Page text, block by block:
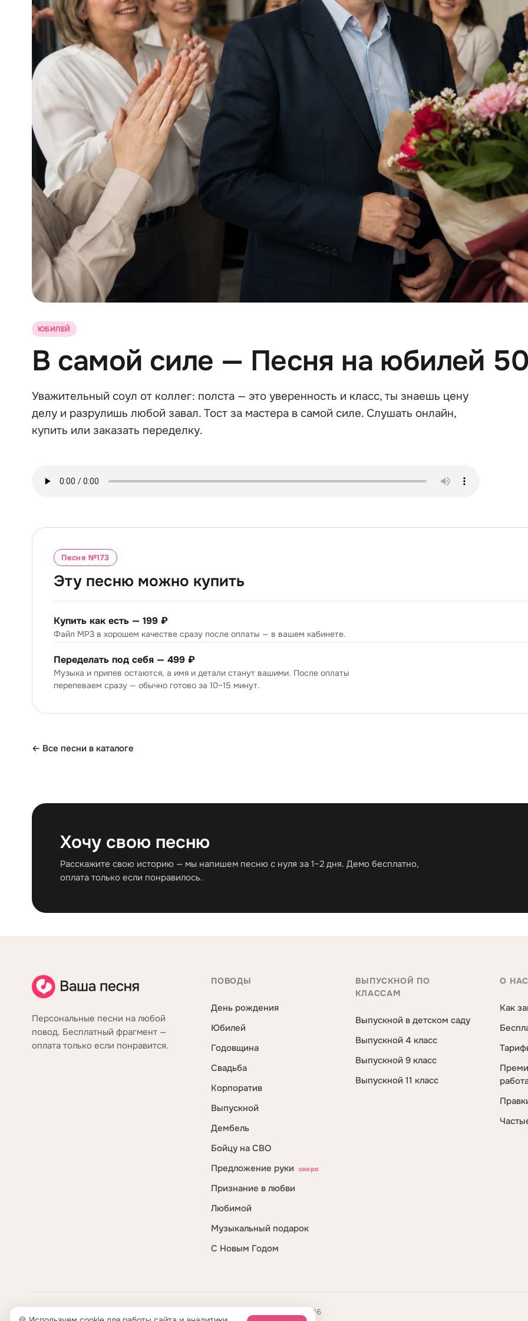
ЮБИЛЕЙ
В самой силе — Песня на юбилей
Уважительный соул от коллег: полста — это уверенность и класс, ты знаешь цену
делу и разрулишь любой завал. Тост за мастера в самой силе. Слушать онлайн,
купить или заказать переделку.
Песня №173
Эту песню можно купить
Купить как есть — 199 ₽
Файл MP3 в хорошем качестве сразу после оплаты — в вашем кабинете.
Переделать под себя — 499 ₽
Музыка и припев остаются, а имя и детали станут вашими. После оплаты
перепеваем сразу — обычно готово за 10–15 минут.
← Все песни в каталоге
Хочу свою песню
Расскажите свою историю — мы напишем песню с нуля за 1–2 дня. Демо бесплатно,
оплата только если понравилось.
Персональные песни на любой
повод. Бесплатный фрагмент —
оплата только если понравится.
ПОВОДЫ
День рождения
Юбилей
Годовщина
Свадьба
Корпоратив
Выпускной
Дембель
Бойцу на СВО
Предложение руки
скоро
Признание в любви
Любимой
Музыкальный подарок
С Новым Годом
ВЫПУСКНОЙ ПО
КЛАССАМ
Выпускной в детском саду
Выпускной 4 класс
Выпускной 9 класс
Выпускной 11 класс
О
Как
ООО «Креативная студия Бренда» · ИНН 5404400290 · ОГРН 1095404020216